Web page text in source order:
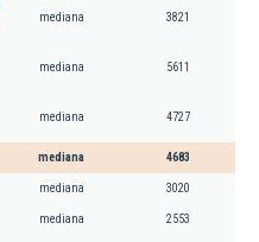
mediana 3821
mediana 5611
mediana 4727
mediana 4683
mediana 3020
mediana 2553